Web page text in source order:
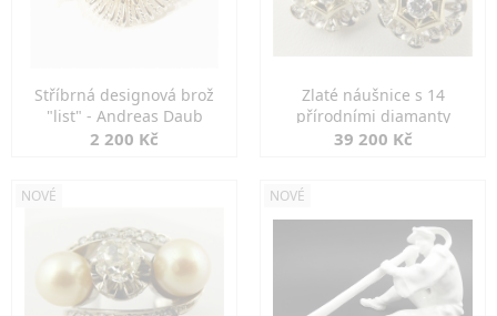
Stříbrná designová brož
"list" - Andreas Daub
2 200 Kč
Zlaté náušnice s 14
přírodními diamanty
39 200 Kč
NOVÉ NOVÉ